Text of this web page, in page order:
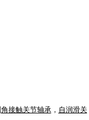
角接触关节轴承， 自润滑关